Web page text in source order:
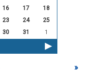
16 17
18
23 24
25
30 31 1
»